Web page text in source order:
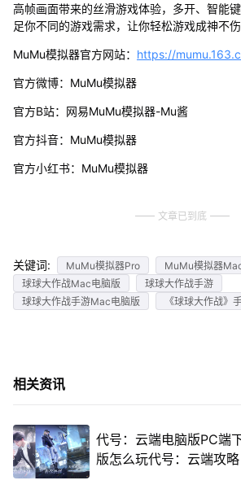
高帧画面带来的丝滑游戏体验，多开、智能
足你不同的游戏需求，让你轻松游戏成神不伤
MuMu模拟器官方网站： https://
官方微博：MuMu模拟器
官方B站：网易MuMu模拟器-Mu酱
官方抖音：MuMu模拟器
官方小红书：MuMu模拟器
文章已到底
关键词: MuMu模拟器Pro MuMu模拟器
球球大作战Mac电脑版
球球大作战手游
球球大作战手游Mac电脑版
《球球大作战》
相关资讯
代号：云端电脑版PC端
版怎么玩代号：云端攻略